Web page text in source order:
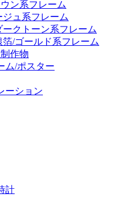
ン系フレーム
ジュ系フレーム
ークトーン系フレーム
箔/ゴールド系フレーム
作物
ム/ポスター
ーション
計